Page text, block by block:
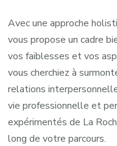
Avec une approche
vous propose un cadre
vos faiblesses et vos
vous cherchiez à
relations
vie professionnelle et
expérimentés de La
long de votre parcours.